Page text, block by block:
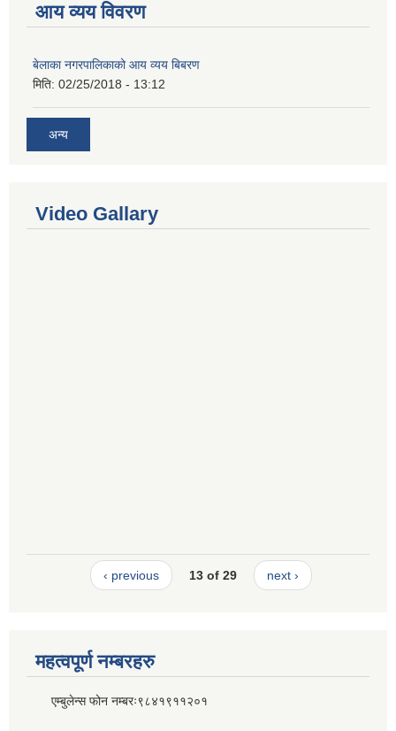
आय व्यय विवरण
बेलाका नगरपालिकाको आय व्यय बिबरण
मिति: 02/25/2018 - 13:12
अन्य
Video Gallary
‹ previous 13 of 29 next ›
महत्वपूर्ण नम्बरहरु
एम्बुलेन्स फोन नम्बरः९८४१९११२०१